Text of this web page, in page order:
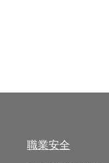
職業安全